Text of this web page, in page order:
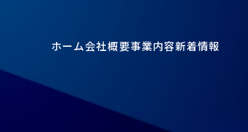
ホーム会社概要事業内容新着情報